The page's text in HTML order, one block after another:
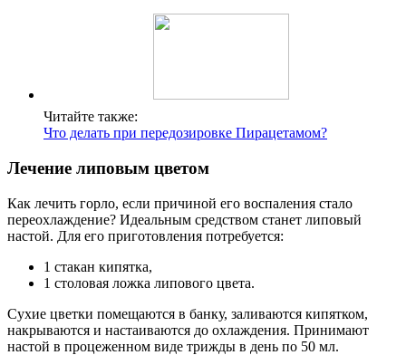
Читайте также:
Что делать при передозировке Пирацетамом?
Лечение липовым цветом
Как лечить горло, если причиной его воспаления стало
переохлаждение? Идеальным средством станет липовый
настой. Для его приготовления потребуется:
1 стакан кипятка,
1 столовая ложка липового цвета.
Сухие цветки помещаются в банку, заливаются кипятком,
накрываются и настаиваются до охлаждения. Принимают
настой в процеженном виде трижды в день по 50 мл.